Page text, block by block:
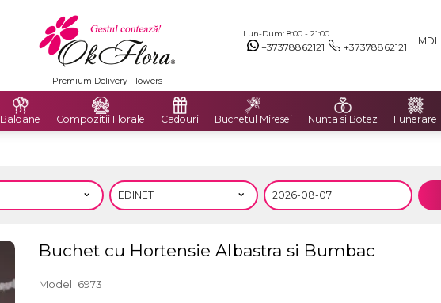
Lun-Dum: 8:00 - 21:00
+37378862121 +37378862121 MDL
Livrăm flori în Moldova și România
Baloane Compozitii Florale Cadouri Buchetul Miresei Nunta si Botez Funerare
Buchet cu Hortensie Albastra si Bumbac
Model 6973